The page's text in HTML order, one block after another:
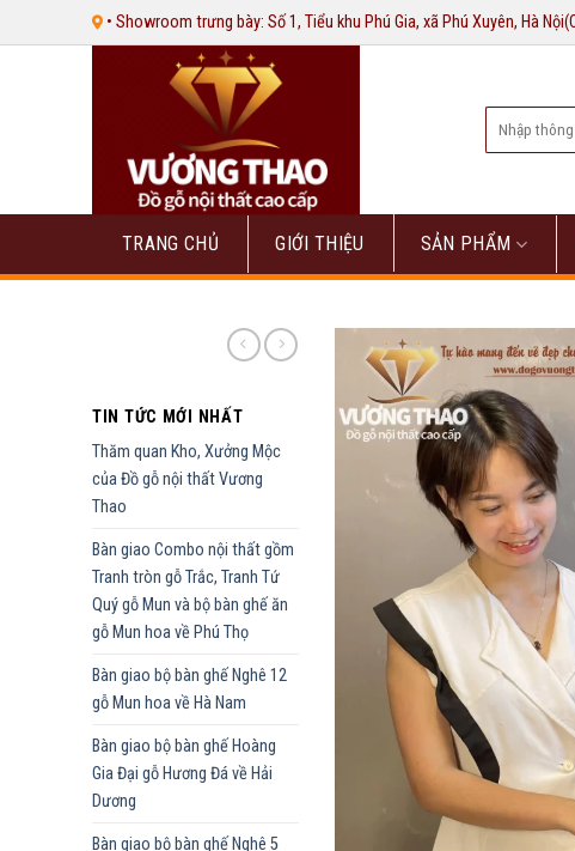
qua
• Showroom trưng bày: Số 1, Tiểu khu Phú Gia, xã Phú Xuyên, Hà
kiếm:
TRANG CHỦ GIỚI THIỆU SẢN PHẨM
TIN TỨC MỚI NHẤT
Thăm quan Kho, Xưởng Mộc
của Đồ gỗ nội thất Vương
Thao
Bàn giao Combo nội thất gồm
Tranh tròn gỗ Trắc, Tranh Tứ
Quý gỗ Mun và bộ bàn ghế ăn
gỗ Mun hoa về Phú Thọ
Bàn giao bộ bàn ghế Nghê 12
gỗ Mun hoa về Hà Nam
Bàn giao bộ bàn ghế Hoàng
Gia Đại gỗ Hương Đá về Hải
Dương
Bàn giao bộ bàn ghế Nghê 5